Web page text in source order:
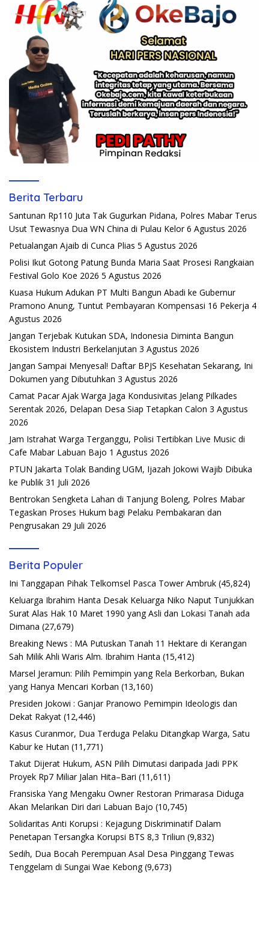
Berita Terbaru
Santunan Rp110 Juta Tak Gugurkan Pidana, Polres Mabar Terus
Usut Tewasnya Dua WN China di Pulau Kelor 6 Agustus 2026
Petualangan Ajaib di Cunca Plias 5 Agustus 2026
Polisi Ikut Gotong Patung Bunda Maria Saat Prosesi Rangkaian
Festival Golo Koe 2026 5 Agustus 2026
Kuasa Hukum Adukan PT Multi Bangun Abadi ke Gubernur
Pramono Anung, Tuntut Pembayaran Kompensasi 16 Pekerja 4
Agustus 2026
Jangan Terjebak Kutukan SDA, Indonesia Diminta Bangun
Ekosistem Industri Berkelanjutan 3 Agustus 2026
Jangan Sampai Menyesal! Daftar BPJS Kesehatan Sekarang, Ini
Dokumen yang Dibutuhkan 3 Agustus 2026
Camat Pacar Ajak Warga Jaga Kondusivitas Jelang Pilkades
Serentak 2026, Delapan Desa Siap Tetapkan Calon 3 Agustus
2026
Jam Istrahat Warga Terganggu, Polisi Tertibkan Live Music di
Cafe Mabar Labuan Bajo 1 Agustus 2026
PTUN Jakarta Tolak Banding UGM, Ijazah Jokowi Wajib Dibuka
ke Publik 31 Juli 2026
Bentrokan Sengketa Lahan di Tanjung Boleng, Polres Mabar
Tegaskan Proses Hukum bagi Pelaku Pembakaran dan
Pengrusakan 29 Juli 2026
Berita Populer
Ini Tanggapan Pihak Telkomsel Pasca Tower Ambruk (45,824)
Keluarga Ibrahim Hanta Desak Keluarga Niko Naput Tunjukkan
Surat Alas Hak 10 Maret 1990 yang Asli dan Lokasi Tanah ada
Dimana (27,679)
Breaking News : MA Putuskan Tanah 11 Hektare di Kerangan
Sah Milik Ahli Waris Alm. Ibrahim Hanta (15,412)
Marsel Jeramun: Pilih Pemimpin yang Rela Berkorban, Bukan
yang Hanya Mencari Korban (13,160)
Presiden Jokowi : Ganjar Pranowo Pemimpin Ideologis dan
Dekat Rakyat (12,446)
Kasus Curanmor, Dua Terduga Pelaku Ditangkap Warga, Satu
Kabur ke Hutan (11,771)
Takut Dijerat Hukum, ASN Pilih Dimutasi daripada Jadi PPK
Proyek Rp7 Miliar Jalan Hita–Bari (11,611)
Fransiska Yang Mengaku Owner Restoran Primarasa Diduga
Akan Melarikan Diri dari Labuan Bajo (10,745)
Solidaritas Anti Korupsi : Kejagung Diskriminatif Dalam
Penetapan Tersangka Korupsi BTS 8,3 Triliun (9,832)
Sedih, Dua Bocah Perempuan Asal Desa Pinggang Tewas
Tenggelam di Sungai Wae Kebong (9,673)